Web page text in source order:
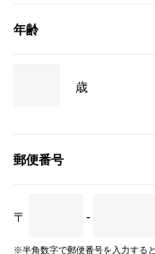
年齢
歳
郵便番号
〒 -
※半角数字で郵便番号を入力する